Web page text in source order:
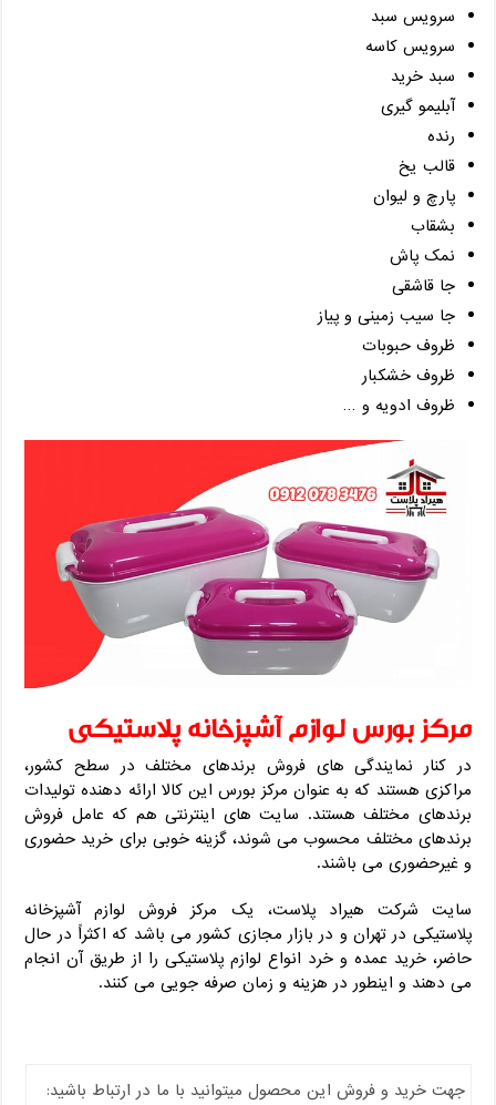
سرویس سبد
سرویس کاسه
سبد خرید
آبلیمو گیری
رنده
قالب یخ
پارچ و لیوان
بشقاب
نمک پاش
جا قاشقی
جا سیب زمینی و پیاز
ظروف حبوبات
ظروف خشکبار
ظروف ادویه و …
مرکز بورس لوازم آشپزخانه پلاستیکی
در کنار نمایندگی های فروش برندهای مختلف در سطح کشور،
مراکزی هستند که به عنوان مرکز بورس این کالا ارائه دهنده تولیدات
برندهای مختلف هستند. سایت های اینترنتی هم که عامل فروش
برندهای مختلف محسوب می شوند، گزینه خوبی برای خرید حضوری
و غیرحضوری می باشند.
سایت شرکت هیراد پلاست، یک مرکز فروش لوازم آشپزخانه
پلاستیکی در تهران و در بازار مجازی کشور می باشد که اکثراً در حال
حاضر، خرید عمده و خرد انواع لوازم پلاستیکی را از طریق آن انجام
می دهند و اینطور در هزینه و زمان صرفه جویی می کنند.
جهت خرید و فروش این محصول میتوانید با ما در ارتباط باشید: